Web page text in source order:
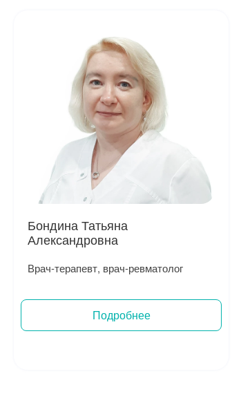
Бондина Татьяна
Александровна
Врач-терапевт, врач-ревматолог
Записаться на прием
Подробнее